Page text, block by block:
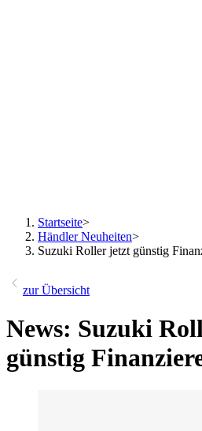
Startseite>
Händler Neuheiten>
Suzuki Roller jetzt günstig
zur Übersicht
News: Suzuki
günstig